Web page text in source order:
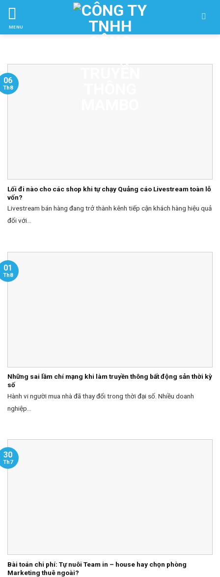
Skip
ctent
MENU
Lối đi nào cho các shop khi tự chạy Quảng cáo Livestream toàn lỗ
vốn?
Livestream bán hàng đang trở thành kênh tiếp cận khách hàng hiệu quả
đối với...
06
Th8
Những sai lầm chí mạng khi làm truyền thông bất động sản thời kỳ
số
Hành vi người mua nhà đã thay đổi trong thời đại số. Nhiều doanh
nghiệp...
01
Th8
Bài toán chi phí: Tự nuôi Team in – house hay chọn phòng
Marketing thuê ngoài?
30
Th7